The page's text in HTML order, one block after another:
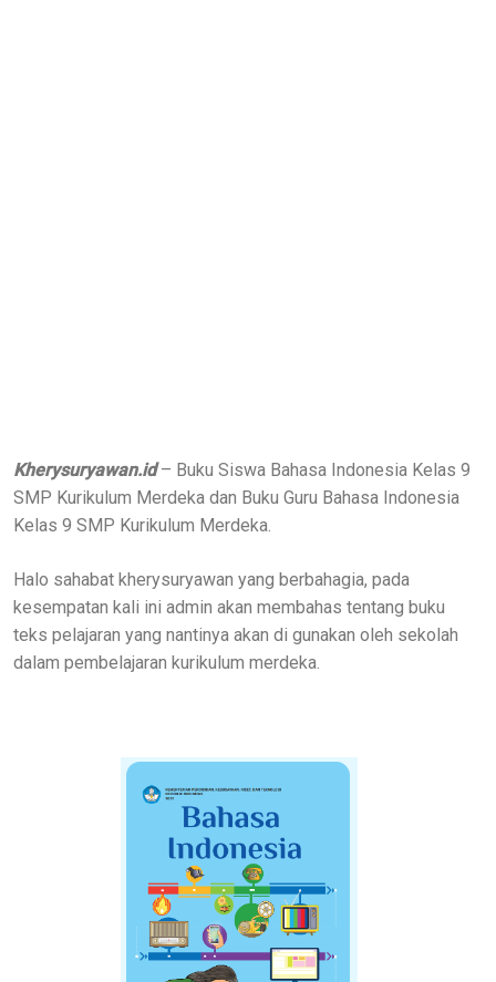
Kherysuryawan.id– Buku Siswa Bahasa Indonesia Kelas 9
SMP Kurikulum Merdeka dan Buku Guru Bahasa Indonesia
Kelas 9 SMP Kurikulum Merdeka.
Halo sahabat kherysuryawan yang berbahagia, pada
kesempatan kali ini admin akan membahas tentang buku
teks pelajaran yang nantinya akan di gunakan oleh sekolah
dalam pembelajaran kurikulum merdeka.